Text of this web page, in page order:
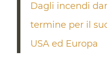
Dagli incendi
termine per il
USA ed Europa